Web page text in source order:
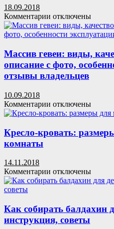
18.09.2018
Комментарии к
записи
Высоковыкатной
особенности
конструкции,
механизма
изделия
отключены
Массив гевеи: виды,
описание с фото,
отзывы владельцев
10.09.2018
Комментарии к
записи
гевеи:
виды,
гевеи,
описание
особенности
эксплуатации
отключены
Кресло-кровать:
комнаты
14.11.2018
Комментарии к
записи
размеры
для
маленькой
отключены
Как собирать балдахин
инструкция, советы